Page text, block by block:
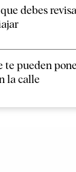
debes
te pueden
la calle